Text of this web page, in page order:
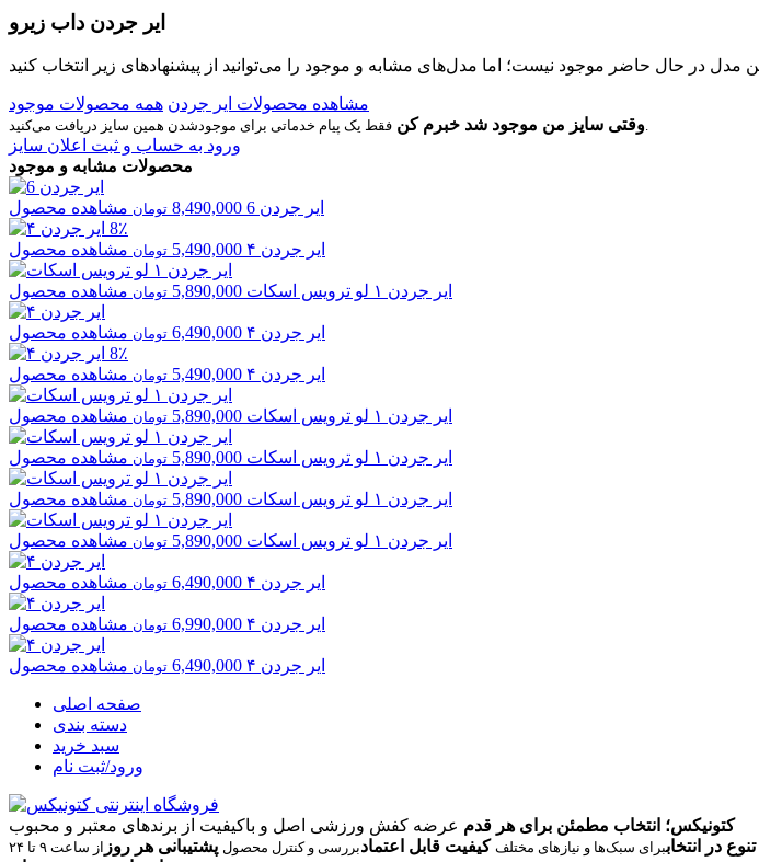
ایر جردن داب زیرو
مشاهده محصولات ایر جردن همه محصولات موجود
وقتی سایز من موجود شد خبرم کنفقط یک پیام خدماتی برای موجودشدن همین سایز دریافت می‌کنید.
ورود به حساب و ثبت اعلان سایز
محصولات مشابه و موجود
ایر جردن 6
8,490,000 تومان مشاهده محصول
8٪
ایر جردن ۴ 5,490,000 تومان مشاهده محصول
ایر جردن ۱ لو ترویس اسکات 5,890,000 تومان مشاهده محصول
ایر جردن ۴ 6,490,000 تومان مشاهده محصول
8٪
ایر جردن ۴ 5,490,000 تومان مشاهده محصول
ایر جردن ۱ لو ترویس اسکات 5,890,000 تومان مشاهده محصول
ایر جردن ۱ لو ترویس اسکات 5,890,000 تومان مشاهده محصول
ایر جردن ۱ لو ترویس اسکات 5,890,000 تومان مشاهده محصول
ایر جردن ۱ لو ترویس اسکات 5,890,000 تومان مشاهده محصول
ایر جردن ۴ 6,490,000 تومان مشاهده محصول
ایر جردن ۴ 6,990,000 تومان مشاهده محصول
ایر جردن ۴ 6,490,000 تومان مشاهده محصول
صفحه اصلی
دسته بندی
سبد خرید
ورود/ثبت نام
کتونیکس؛ انتخاب مطمئن برای هر قدم عرضه کفش ورزشی اصل و باکیفیت از برندهای معتبر و محبوب
تنوع در انتخاببرای سبک‌ها و نیازهای مختلف کیفیت قابل اعتمادبررسی و کنترل محصول پشتیبانی هر روز از ساعت ۹ تا ۲۴